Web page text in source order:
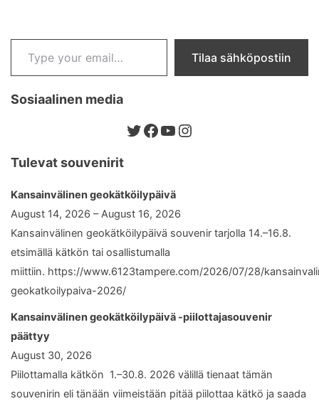
Type your email…
Tilaa sähköpostiin
Sosiaalinen media
Twitter
Facebook
YouTube
Instagram
Tulevat souvenirit
Kansainvälinen geokätköilypäivä
August 14, 2026 – August 16, 2026
Kansainvälinen geokätköilypäivä souvenir tarjolla 14.–16.8.
etsimällä kätkön tai osallistumalla
miittiin. https://www.6123tampere.com/2026/07/28/
geokatkoilypaiva-2026/
Kansainvälinen geokätköilypäivä -piilottajasouvenir
päättyy
August 30, 2026
Piilottamalla kätkön 1.–30.8. 2026 välillä tienaat tämän
souvenirin eli tänään viimeistään pitää piilottaa kätkö ja saada